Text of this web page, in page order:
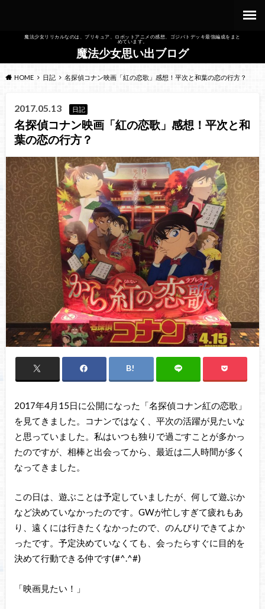
魔法少女リリカルなのは、プリキュア、ロボットアニメの感想、ゴジバトデッキ最強編成をまと
めています。
魔法少女思い出ブログ
HOME 日記 名探偵コナン映画「紅の恋歌」感想！平次と和葉の恋の行方？
2017.05.13 日記
名探偵コナン映画「紅の恋歌」感想！平次と和
葉の恋の行方？
2017年4月15日に公開になった「名探偵コナン紅の恋歌」
を見てきました。コナンではなく、平次の活躍が見たいな
と思っていました。私はいつも独りで過ごすことが多かっ
たのですが、相棒と出会ってから、最近は二人時間が多く
なってきました。
この日は、遊ぶことは予定していましたが、何して遊ぶか
など決めていなかったのです。GWが忙しすぎて疲れもあ
り、遠くには行きたくなかったので、のんびりできてよか
ったです。予定決めていなくても、会ったらすぐに目的を
決めて行動できる仲です(#^.^#)
「映画見たい！」